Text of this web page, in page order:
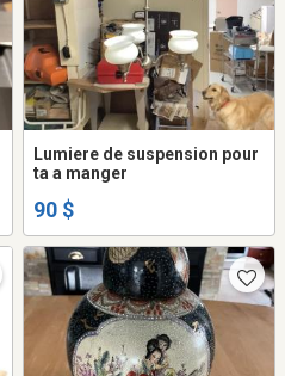
Lumiere de suspension pour
ta a manger
90 $